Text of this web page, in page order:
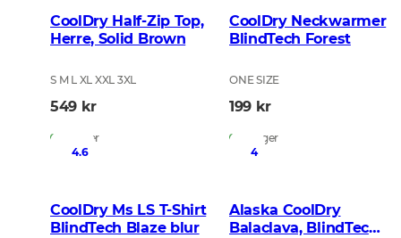
CoolDry Half-Zip Top,
Herre, Solid Brown
S M L XL XXL 3XL
549 kr
På lager
CoolDry Neckwarmer
BlindTech Forest
ONE SIZE
199 kr
På lager
4.6
CoolDry Ms LS T-Shirt
BlindTech Blaze blur
4
Alaska CoolDry
Balaclava, BlindTech